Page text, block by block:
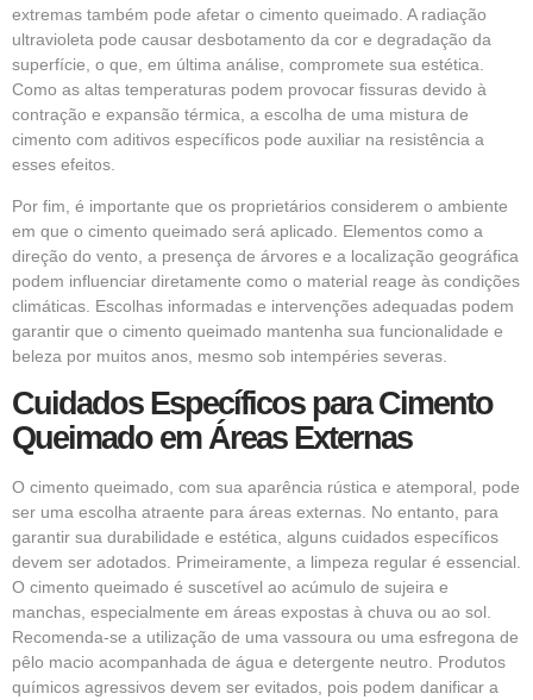
extremas também pode afetar o cimento queimado. A radiação
ultravioleta pode causar desbotamento da cor e degradação da
superfície, o que, em última análise, compromete sua estética.
Como as altas temperaturas podem provocar fissuras devido à
contração e expansão térmica, a escolha de uma mistura de
cimento com aditivos específicos pode auxiliar na resistência a
esses efeitos.
Por fim, é importante que os proprietários considerem o ambiente
em que o cimento queimado será aplicado. Elementos como a
direção do vento, a presença de árvores e a localização geográfica
podem influenciar diretamente como o material reage às condições
climáticas. Escolhas informadas e intervenções adequadas podem
garantir que o cimento queimado mantenha sua funcionalidade e
beleza por muitos anos, mesmo sob intempéries severas.
Cuidados Específicos para Cimento
Queimado em Áreas Externas
O cimento queimado, com sua aparência rústica e atemporal, pode
ser uma escolha atraente para áreas externas. No entanto, para
garantir sua durabilidade e estética, alguns cuidados específicos
devem ser adotados. Primeiramente, a limpeza regular é essencial.
O cimento queimado é suscetível ao acúmulo de sujeira e
manchas, especialmente em áreas expostas à chuva ou ao sol.
Recomenda-se a utilização de uma vassoura ou uma esfregona de
pêlo macio acompanhada de água e detergente neutro. Produtos
químicos agressivos devem ser evitados, pois podem danificar a